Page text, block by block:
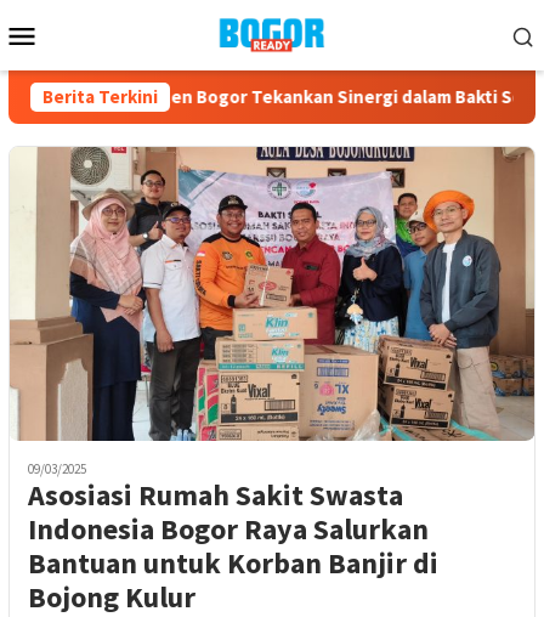
ke
Mobile
Berita Terkini
IBI Kabupaten Bogor Tekankan Sinergi dalam Bakti Sosial
09/03/2025
Asosiasi Rumah Sakit Swasta
Indonesia Bogor Raya Salurkan
Bantuan untuk Korban Banjir di
Bojong Kulur